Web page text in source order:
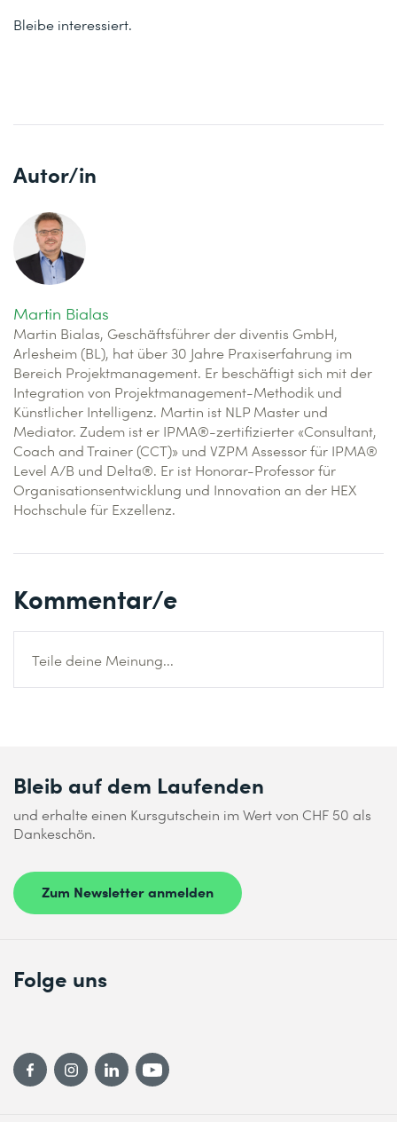
Bleibe interessiert.
Autor/in
Martin Bialas
Martin Bialas, Geschäftsführer der diventis GmbH,
Arlesheim (BL), hat über 30 Jahre Praxiserfahrung im
Bereich Projektmanagement. Er beschäftigt sich mit der
Integration von Projektmanagement-Methodik und
Künstlicher Intelligenz. Martin ist NLP Master und
Mediator. Zudem ist er IPMA®-zertifizierter «Consultant,
Coach and Trainer (CCT)» und VZPM Assessor für IPMA®
Level A/B und Delta®. Er ist Honorar-Professor für
Organisationsentwicklung und Innovation an der HEX
Hochschule für Exzellenz.
Kommentar/e
Teile deine Meinung...
Bleib auf dem Laufenden
und erhalte einen Kursgutschein im Wert von CHF 50 als
Dankeschön.
Zum Newsletter anmelden
Folge uns